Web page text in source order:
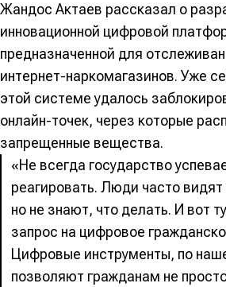
Жандос Актаев рассказал о
инновационной цифровой
предназначенной для
интернет-наркомагазинов. Уже
этой системе удалось
онлайн-точек, через которые
запрещенные вещества.
«Не всегда государство
реагировать. Люди часто
но не знают, что делать. И вот
запрос на цифровое
Цифровые инструменты, по
позволяют гражданам не